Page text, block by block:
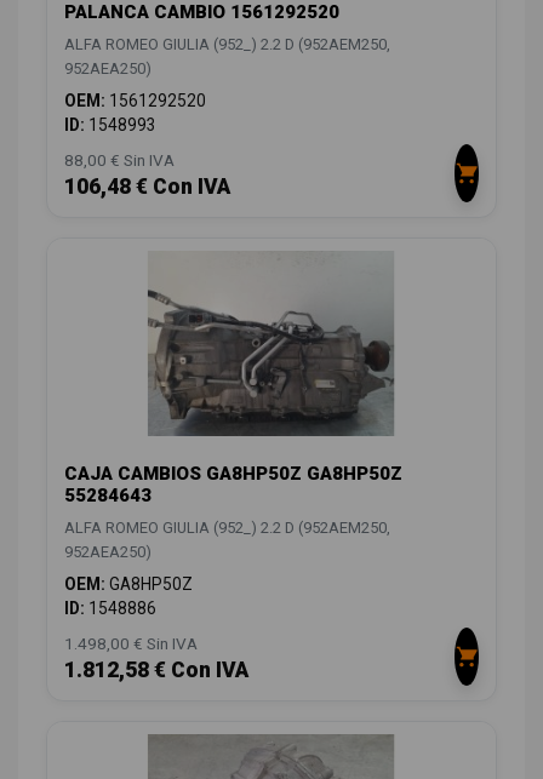
PALANCA CAMBIO 1561292520
ALFA ROMEO GIULIA (952_) 2.2 D (952AEM250,
952AEA250)
OEM: 1561292520
ID: 1548993
88,00 € Sin IVA
106,48 € Con IVA
CAJA CAMBIOS GA8HP50Z GA8HP50Z
55284643
ALFA ROMEO GIULIA (952_) 2.2 D (952AEM250,
952AEA250)
OEM: GA8HP50Z
ID: 1548886
1.498,00 € Sin IVA
1.812,58 € Con IVA